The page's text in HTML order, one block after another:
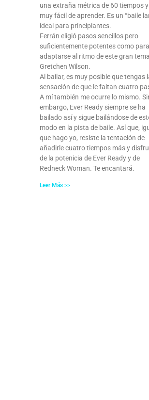
una extraña métrica de 60 tiempos
muy fácil de aprender. Es un “baile
ideal para principiantes.
Ferrán eligió pasos sencillos pero
suficientemente potentes como para
adaptarse al ritmo de este gran
Gretchen Wilson.
Al bailar, es muy posible que tengas
sensación de que le faltan cuatro
A mí también me ocurre lo mismo.
embargo, Ever Ready siempre se ha
bailado así y sigue bailándose de
modo en la pista de baile. Así que,
que hago yo, resiste la tentación de
añadirle cuatro tiempos más y
de la potenicia de Ever Ready y de
Redneck Woman. Te encantará.
Leer Más >>